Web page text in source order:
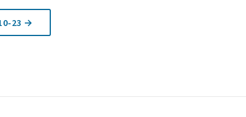
23 →